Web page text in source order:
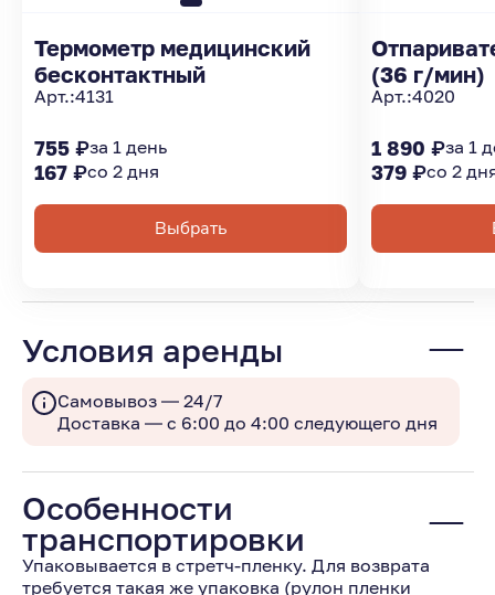
Термометр медицинский
бесконтактный
Арт.:4131
755 ₽за 1 день
167 ₽со 2 дня
Выбрать
(36 г/мин)
Арт.:4020
1 890 ₽за 1
379 ₽со 2
Условия аренды
Самовывоз — 24/7
Доставка — с 6:00 до 4:00 следующего дня
Особенности
транспортировки
Упаковывается в стретч-пленку. Для возврата
требуется такая же упаковка (рулон пленки